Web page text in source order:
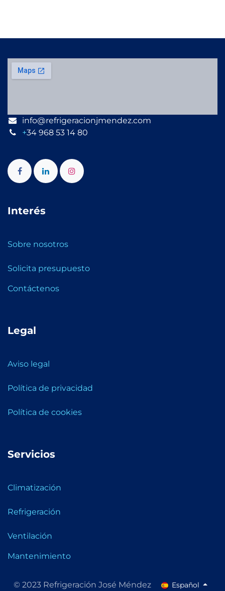
info@refrigeracionjmendez.com
+34 968 53 14 80
Interés
Sobre nosotros
Solicita presupuesto
Contáctenos
Legal
Aviso legal
Política de privacidad
Política de cookies
Servicios
Climatización
Refrigeración
Ventilación
Mantenimiento
© 2023 Refrigeración José Méndez Español